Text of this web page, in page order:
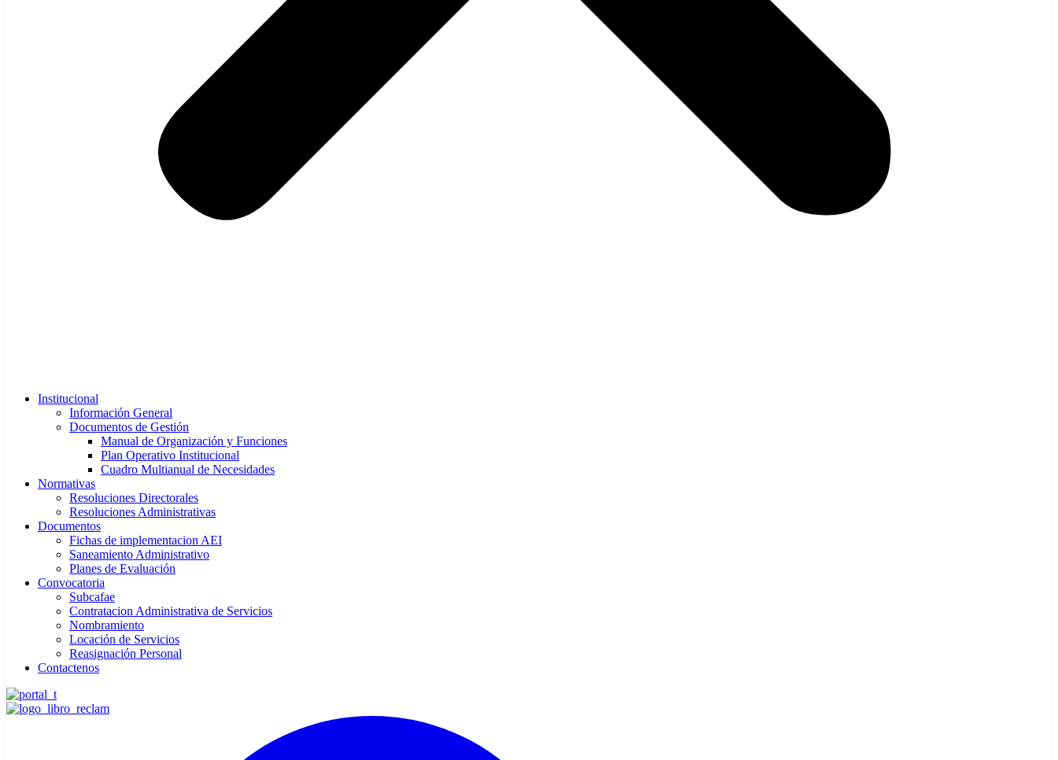
Institucional
Información General
Documentos de Gestión
Manual de Organización y Funciones
Plan Operativo Institucional
Cuadro Multianual de Necesidades
Normativas
Resoluciones Directorales
Resoluciones Administrativas
Documentos
Fichas de implementacion AEI
Saneamiento Administrativo
Planes de Evaluación
Convocatoria
Subcafae
Contratacion Administrativa de Servicios
Nombramiento
Locación de Servicios
Reasignación Personal
Contactenos